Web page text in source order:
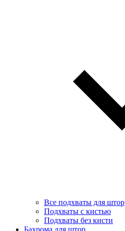
Все подхваты для штор
Подхваты с кистью
Подхваты без кисти
Бахрома для штор